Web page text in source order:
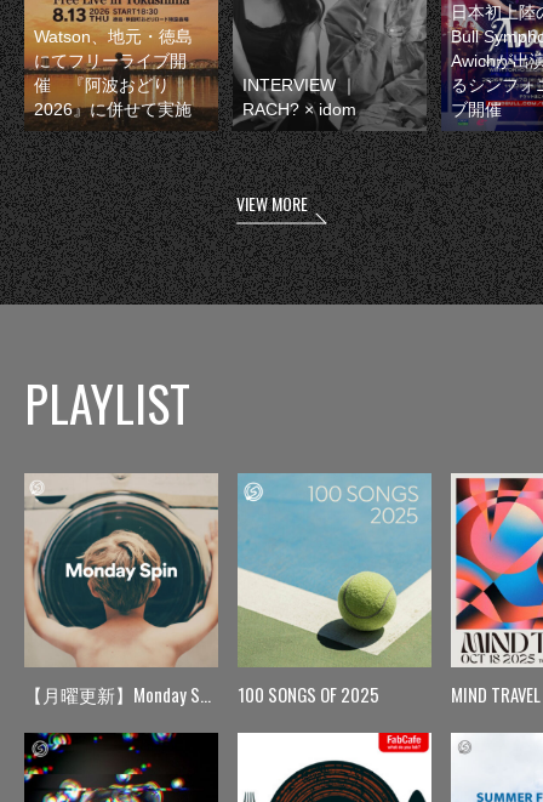
Watson、地元・徳島
にてフリーライブ開
催 『阿波おどり
2026』に併せて実施
INTERVIEW ｜
RACH? × idom
日本初上陸
Bull
Awichが出
るシンフォ
ブ開催
VIEW MORE
PLAYLIST
【月曜更新】Monday Spin 100 SONGS OF 2025 MIND TRAVEL